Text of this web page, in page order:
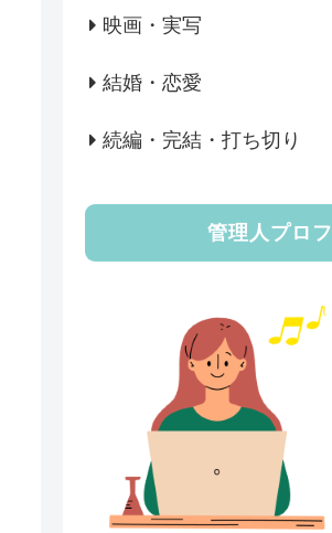
映画・実写
結婚・恋愛
続編・完結・打ち切り
管理人プロフ